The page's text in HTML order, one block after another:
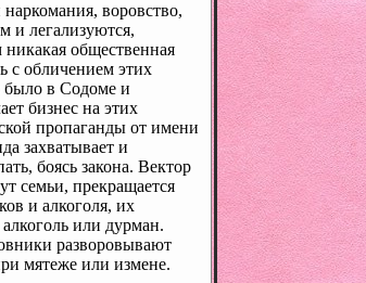
воровство,
и легализуются,
никакая общественная
с обличением этих
было в Содоме и
бизнес на этих
пропаганды от имени
захватывает и
боясь закона. Вектор
семьи, прекращается
и алкоголя, их
или дурман.
разворовывают
мятеже или измене.